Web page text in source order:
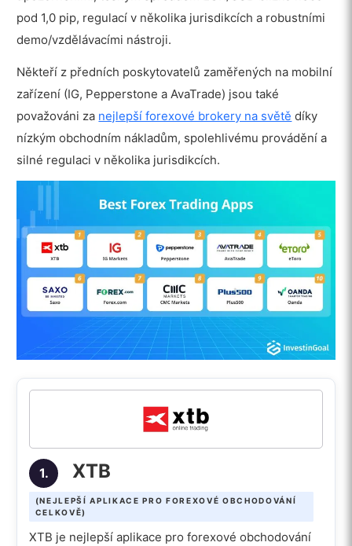
pod 1,0 pip, regulací v několika jurisdikcích a robustními
demo/vzdělávacími nástroji.
Někteří z předních poskytovatelů zaměřených na mobilní
zařízení (IG, Pepperstone a AvaTrade) jsou také
považováni za nejlepší forexové brokery na světě díky
nízkým obchodním nákladům, spolehlivému provádění a
silné regulaci v několika jurisdikcích.
1. XTB
(NEJLEPŠÍ APLIKACE PRO FOREXOVÉ OBCHODOVÁNÍ
CELKOVĚ)
XTB je nejlepší aplikace pro forexové obchodování